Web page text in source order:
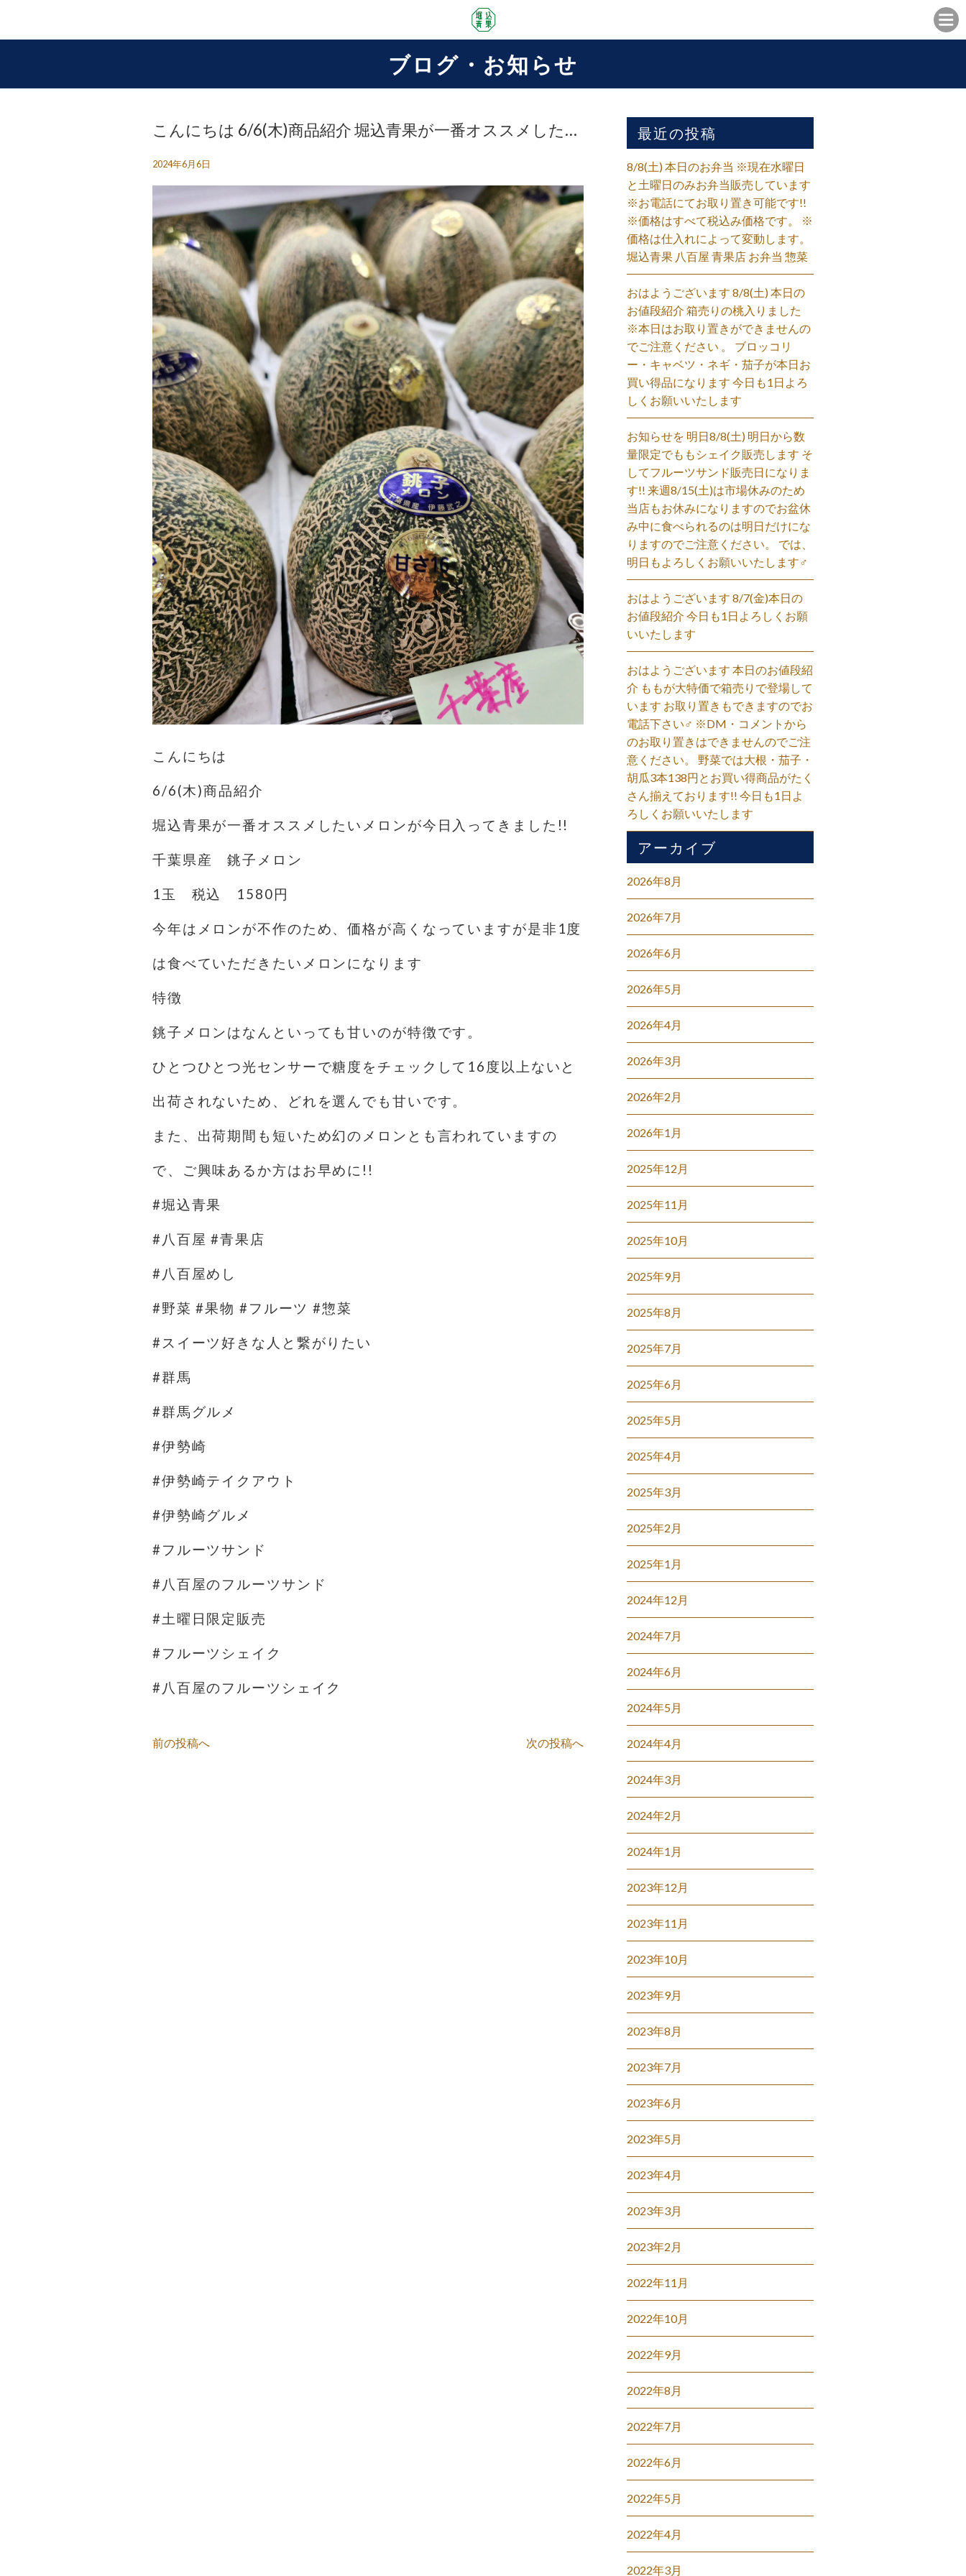
ブログ・お知らせ
こんにちは 6/6(木)商品紹介 堀込青果が一番オススメした…
2024年6月6日
こんにちは
6/6(木)商品紹介
堀込青果が一番オススメしたいメロンが今日入ってきました!!
千葉県産 銚子メロン
1玉 税込 1580円
今年はメロンが不作のため、価格が高くなっていますが是非1度
は食べていただきたいメロンになります
特徴
銚子メロンはなんといっても甘いのが特徴です。
ひとつひとつ光センサーで糖度をチェックして16度以上ないと
出荷されないため、どれを選んでも甘いです。
また、出荷期間も短いため幻のメロンとも言われていますの
で、ご興味あるか方はお早めに!!
#堀込青果
#八百屋 #青果店
#八百屋めし
#野菜 #果物 #フルーツ #惣菜
#スイーツ好きな人と繋がりたい
#群馬
#群馬グルメ
#伊勢崎
#伊勢崎テイクアウト
#伊勢崎グルメ
#フルーツサンド
#八百屋のフルーツサンド
#土曜日限定販売
#フルーツシェイク
#八百屋のフルーツシェイク
前の投稿へ 次の投稿へ
最近の投稿
8/8(土) 本日のお弁当 ※現在水曜日
と土曜日のみお弁当販売しています
※お電話にてお取り置き可能です!!
※価格はすべて税込み価格です。 ※
価格は仕入れによって変動します。
堀込青果 八百屋 青果店 お弁当 惣菜
おはようございます 8/8(土) 本日の
お値段紹介 箱売りの桃入りました
※本日はお取り置きができませんの
でご注意ください 。 ブロッコリ
ー・キャベツ・ネギ・茄子が本日お
買い得品になります 今日も1日よろ
しくお願いいたします
お知らせを 明日8/8(土) 明日から数
量限定でももシェイク販売します そ
してフルーツサンド販売日になりま
す!! 来週8/15(土)は市場休みのため
当店もお休みになりますのでお盆休
み中に食べられるのは明日だけにな
りますのでご注意ください。 では、
明日もよろしくお願いいたします‍♂️
おはようございます 8/7(金)本日の
お値段紹介 今日も1日よろしくお願
いいたします
おはようございます 本日のお値段紹
介 ももが大特価で箱売りで登場して
います お取り置きもできますのでお
電話下さい‍♂️ ※DM・コメントから
のお取り置きはできませんのでご注
意ください。 野菜では大根・茄子・
胡瓜3本138円とお買い得商品がたく
さん揃えております!! 今日も1日よ
ろしくお願いいたします
アーカイブ
2026年8月
2026年7月
2026年6月
2026年5月
2026年4月
2026年3月
2026年2月
2026年1月
2025年12月
2025年11月
2025年10月
2025年9月
2025年8月
2025年7月
2025年6月
2025年5月
2025年4月
2025年3月
2025年2月
2025年1月
2024年12月
2024年7月
2024年6月
2024年5月
2024年4月
2024年3月
2024年2月
2024年1月
2023年12月
2023年11月
2023年10月
2023年9月
2023年8月
2023年7月
2023年6月
2023年5月
2023年4月
2023年3月
2023年2月
2022年11月
2022年10月
2022年9月
2022年8月
2022年7月
2022年6月
2022年5月
2022年4月
2022年3月